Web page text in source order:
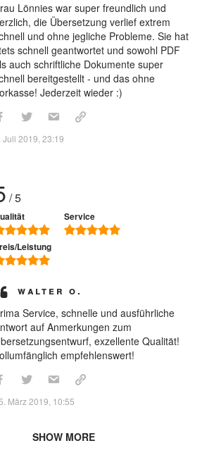
Lönnies war super freundlich und
die Übersetzung verlief extrem
und ohne jegliche Probleme. Sie hat
schnell geantwortet und sowohl PDF
auch schriftliche Dokumente super
bereitgestellt - und das ohne
Jederzeit wieder :)
Juli 2019, 23:19
/ 5
Service
Leistung
Walter O.
Service, schnelle und ausführliche
auf Anmerkungen zum
exzellente Qualität!
empfehlenswert!
März 2019, 10:55
SHOW MORE